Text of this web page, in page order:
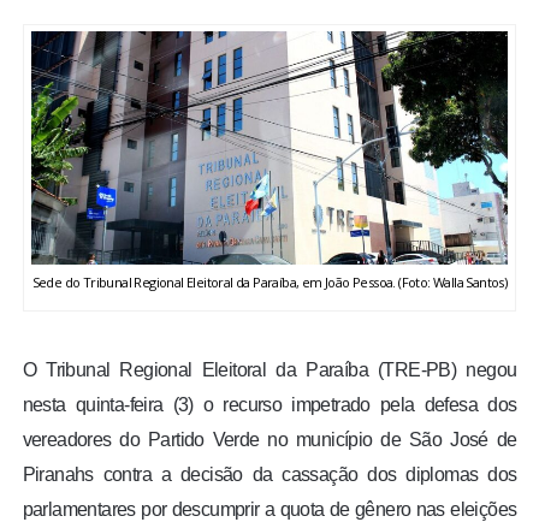
ENTRETENIMENTO
ENQUETE
TV LPB
FOTOS
Sede do Tribunal Regional Eleitoral da Paraíba, em João Pessoa. (Foto: Walla Santos)
O Tribunal Regional Eleitoral da Paraíba (TRE-PB) negou
nesta quinta-feira (3) o recurso impetrado pela defesa dos
vereadores do Partido Verde no município de São José de
Piranahs contra a decisão da cassação dos diplomas dos
parlamentares por descumprir a quota de gênero nas eleições